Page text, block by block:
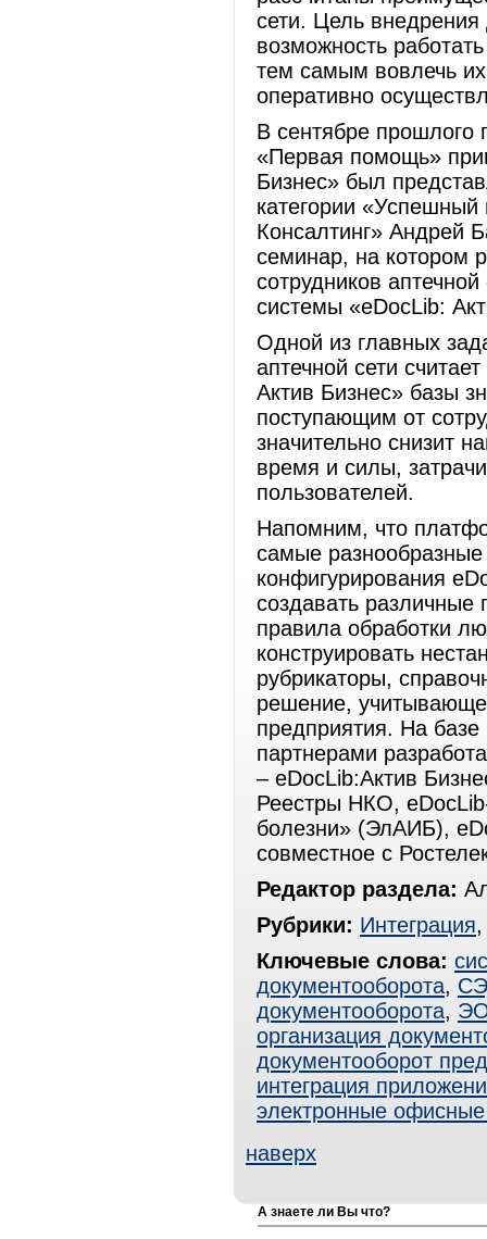
сети. Цель
возможность
тем самым вовлечь
оперативно
В сентябре прошлого
«Первая помощь»
Бизнес» был
категории
Консалтинг» Андрей
семинар, на котором
сотрудников
системы «eDocLib:
Одной из главных
аптечной сети
Актив Бизнес» базы
поступающим от
значительно снизит
время и силы,
пользователей.
Напомним, что
самые
конфигурирования
создавать различные
правила обработки
конструировать
рубрикаторы,
решение,
предприятия. На
партнерами
– eDocLib:Актив
Реестры НКО,
болезни» (ЭлАИБ),
совместное с
Редактор раздела:
Рубрики: Интеграция
Ключевые слова:
документооборота,
документооборота,
организация
документооборот
интеграция
электронные
наверх
А знаете ли Вы что?